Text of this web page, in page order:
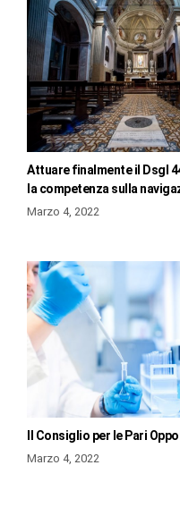
Attuare finalmente il Dsgl
la competenza sulla
Marzo 4, 2022
Il Consiglio per le Pari
Marzo 4, 2022